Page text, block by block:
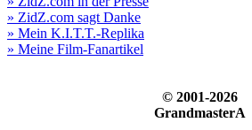
» ZidZ.com sagt Danke
» Mein K.I.T.T.-Replika
» Meine Film-Fanartikel
© 2001-2026
GrandmasterA